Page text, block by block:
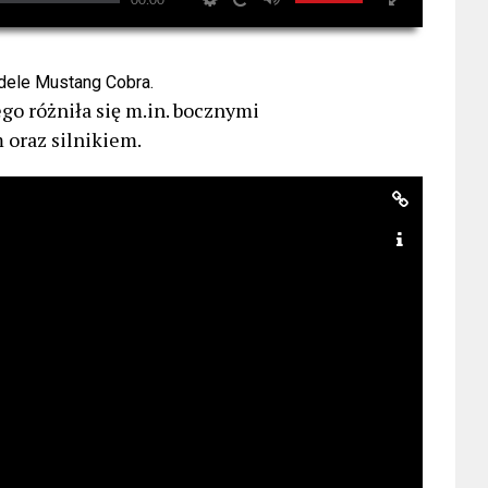
Mustang Cobra.
różniła się m.in. bocznymi
oraz silnikiem.